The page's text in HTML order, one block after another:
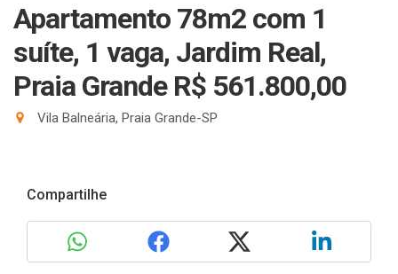
Apartamento 78m2 com 1
suíte, 1 vaga, Jardim Real,
Praia Grande R$ 561.800,00
Vila Balneária, Praia Grande-SP
Compartilhe